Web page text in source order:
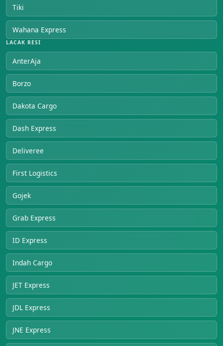
Tiki
Wahana Express
LACAK RESI
AnterAja
Borzo
Dakota Cargo
Dash Express
Deliveree
First Logistics
Gojek
Grab Express
ID Express
Indah Cargo
JET Express
JDL Express
JNE Express